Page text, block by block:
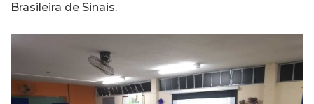
Brasileira de Sinais.